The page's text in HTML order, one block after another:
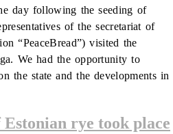
day following the seeding of
of the secretariat of
“PeaceBread”) visited the
We had the opportunity to
the state and the developments in
Estonian rye took place